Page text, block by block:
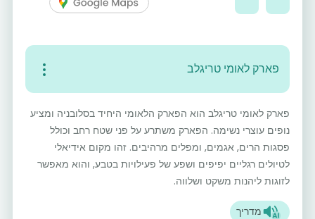
פארק לאומי טריגלב
פארק לאומי טריגלב הוא הפארק הלאומי היחיד בסלובניה ומציע
נופים עוצרי נשימה. הפארק משתרע על פני שטח רחב וכולל
פסגות הרים, אגמים, ומפלים מרהיבים. זהו מקום אידיאלי
לטיולים רגליים יפיפים ושפע של פעילויות בטבע, והוא מאפשר
לזוגות ליהנות משקט ושלווה.
מדריך